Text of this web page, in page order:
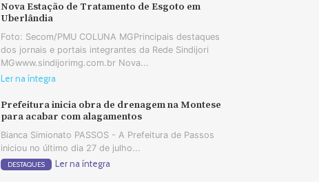
Nova Estação de Tratamento de Esgoto em
Uberlândia
Foto: Secom/PMU COLUNA MGPrincipais destaques
dos jornais e portais integrantes da Rede Sindijori
MGwww.sindijorimg.com.br Nova...
Ler na íntegra
Prefeitura inicia obra de drenagem na Montese
para acabar com alagamentos
Bianca Simionato PASSOS - A Prefeitura de Passos
iniciou no último dia 27 de julho...
DESTAQUES Ler na íntegra